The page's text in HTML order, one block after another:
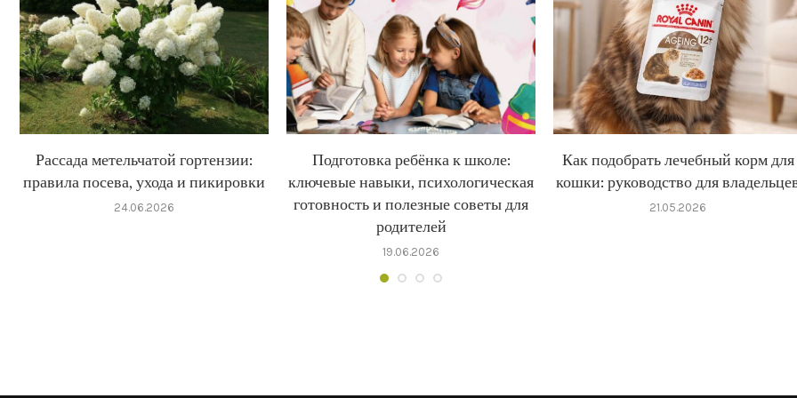
Рассада метельчатой гортензии:
правила посева, ухода и пикировки
24.06.2026
Подготовка ребёнка к школе:
ключевые навыки, психологическая
готовность и полезные советы для
родителей
19.06.2026
Как подобрать лечебный корм для
кошки: руководство для
21.05.2026